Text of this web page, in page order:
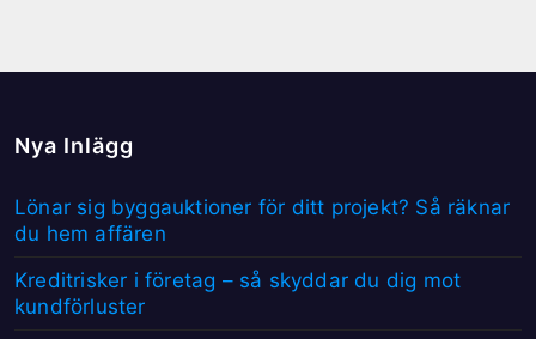
Nya Inlägg
Lönar sig byggauktioner för ditt projekt? Så räknar
du hem affären
Kreditrisker i företag – så skyddar du dig mot
kundförluster